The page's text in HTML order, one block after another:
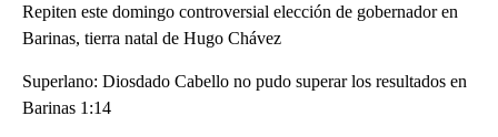
Repiten este domingo controversial elección de gobernador en
Barinas, tierra natal de Hugo Chávez
Superlano: Diosdado Cabello no pudo superar los resultados en
Barinas 1:14